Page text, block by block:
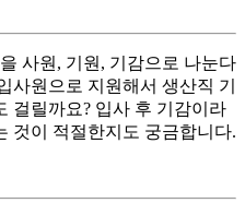
사원, 기원, 기감으로 나눈다
사원으로 지원해서 생산직 기
걸릴까요? 입사 후 기감이라
것이 적절한지도 궁금합니다.